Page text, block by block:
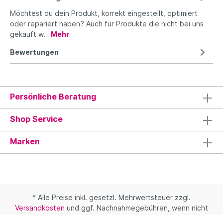
Möchtest du dein Produkt, korrekt eingestellt, optimiert
oder repariert haben? Auch für Produkte die nicht bei uns
gekauft w… Mehr
Bewertungen
Persönliche Beratung
Shop Service
Marken
* Alle Preise inkl. gesetzl. Mehrwertsteuer zzgl.
Versandkosten und ggf. Nachnahmegebühren, wenn nicht